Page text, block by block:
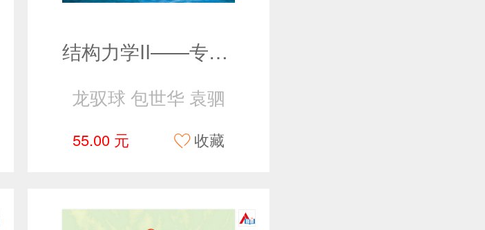
结构力学II——专题教程（第4版）
龙驭球 包世华 袁驷
55.00 元 收藏